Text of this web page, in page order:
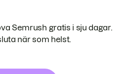
Semrush gratis i sju dagar.
när som helst.